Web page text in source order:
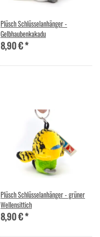
Plüsch Schlüsselanhänger -
Gelbhaubenkakadu
8,90 €*
Plüsch Schlüsselanhänger - grüner
Wellensittich
8,90 €*